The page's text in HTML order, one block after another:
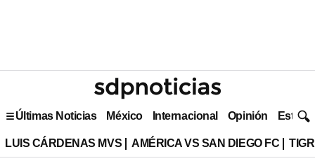
Últimas Noticias México Internacional Opinión Estilo
LUIS CÁRDENAS MVS AMÉRICA VS SAN DIEGO FC